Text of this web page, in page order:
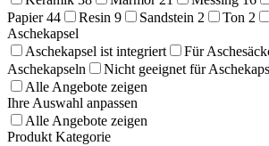
Papier44 Resin 9 Sandstein 2 Ton 2
Aschekapsel
Aschekapsel ist integriert
Für
Aschekapseln
Nicht geeignet für
Alle Angebote zeigen
Ihre Auswahl anpassen
Alle Angebote zeigen
Produkt Kategorie